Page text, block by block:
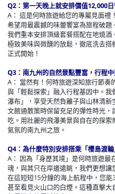
Q2：第一天晚上就安排價值12,000
A： 這是何時旅遊給您的專屬見面禮
希望用最震撼的味蕾饗宴為旅程破題
我們重本安排頂級套餐搭配在地燒
極致美味與微醺的放鬆，徹底洗去
正式開始！
Q3：南九州的自然景點豐富，行程
A： 當然有！何時旅遊深知旅行節奏
與「輕鬆探索」融入行程基因中。
瀑布」，享受天然負離子與山林清
文館通散策時保留充足的彈性時光
吃。用壯麗的飛瀑美景與自在的探
氣氛的南九州之旅。
Q4：為什麼特別安排搭乘「櫻島渡
A： 因為「身歷其境」是何時旅遊最
魂，與其只在岸邊遠眺，我們更想讓
在這短短15分鐘的海上航程中，您能
甚至看見火山口的白煙。這種直擊